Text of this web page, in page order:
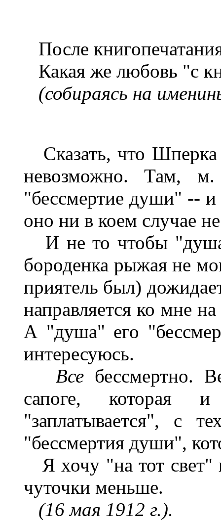
После
Какая же любовь "с
(собираясь на
Сказать, что
невозможно. Там,
"бессмертие души" --
оно ни в коем случае
И не то чтобы
бороденка рыжая не
приятель был)
направляется ко мне
А "душа" его
интересуюсь.
Все бессмертно.
сапоге, которая
"заплатывается", с
"бессмертия души",
Я хочу "на тот свет"
чуточки меньше.
(16 мая 1912 г.).